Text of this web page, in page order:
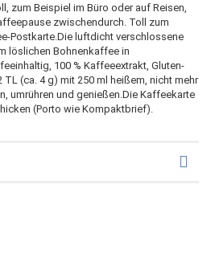
zum Beispiel im Büro oder auf Reisen,
zwischendurch. Toll zum
Postkarte.Die luftdicht verschlossene
löslichen Bohnenkaffee in
100 % Kaffeeextrakt, Gluten-
(ca. 4 g) mit 250 ml heißem, nicht mehr
umrühren und genießen.Die Kaffeekarte
(Porto wie Kompaktbrief).